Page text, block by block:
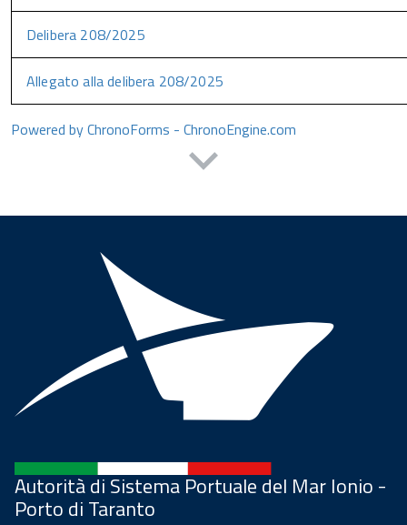
Delibera 208/2025
Allegato alla delibera 208/2025
Powered by ChronoForms - ChronoEngine.com
Autorità di Sistema Portuale del Mar Ionio -
Porto di Taranto